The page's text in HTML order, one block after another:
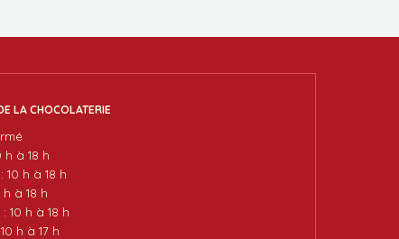
LA CHOCOLATERIE
h à 18 h
10 h à 18 h
à 18 h
10 h à 18 h
h à 17 h